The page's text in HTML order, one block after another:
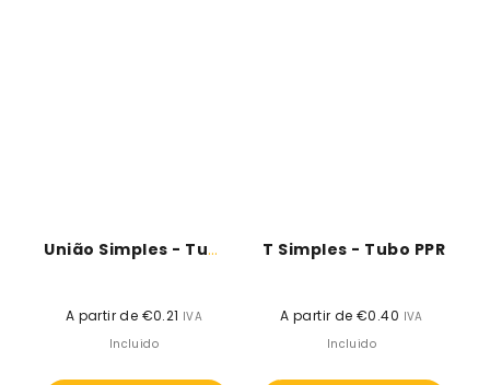
União Simples - Tubo PPR
Preço
normal
A partir de €0.21 IVA
Incluido
T Simples - Tubo PPR
Preço
normal
A partir de €0.40 IVA
Incluido